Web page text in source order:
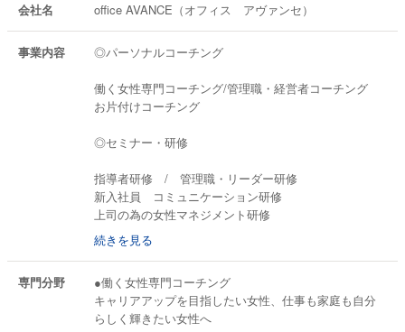
会社名 office AVANCE（オフィス アヴァンセ）
事業内容 ◎パーソナルコーチング
働く女性専門コーチング/管理職・経営者コーチング
お片付けコーチング
◎セミナー・研修
指導者研修 / 管理職・リーダー研修
新入社員 コミュニケーション研修
上司の為の女性マネジメント研修
コーチング・交流分析を使った コミュニケーショ
窓口クレーム対応
整理収納.・ライフオーガナイズを主軸とした片付けセ
ミナー
続きを見る
専門分野
●働く女性専門コーチング
キャリアアップを目指したい女性、仕事も家庭も自分
らしく輝きたい女性へ